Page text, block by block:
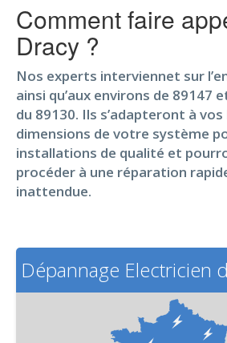
Comment faire
Dracy ?
Nos experts interviennet sur
ainsi qu’aux environs de 89147
du 89130. Ils s’adapteront à
dimensions de votre système
installations de qualité et
procéder à une réparation
inattendue.
Dépannage Electricien